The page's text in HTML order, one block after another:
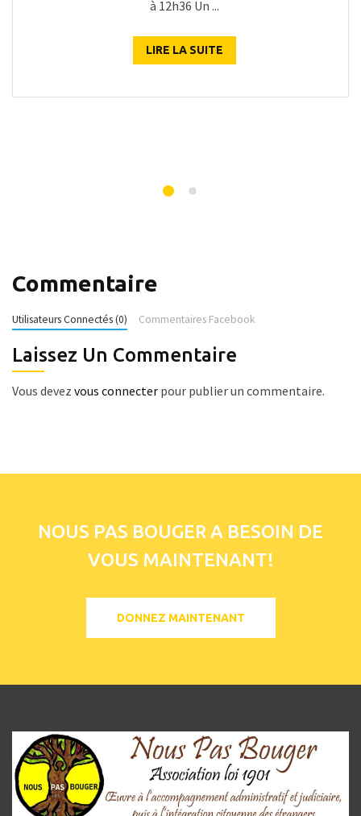
à 12h36 Un ...
LIRE LA SUITE
Commentaire
Utilisateurs Connectés (0) Commentaires Facebook
Laissez Un Commentaire
Vous devez vous connecter pour publier un commentaire.
NOUS PAS BOUGER A BESOIN DE
VOUS MAINTENANT!
DONNEZ MAINTENANT